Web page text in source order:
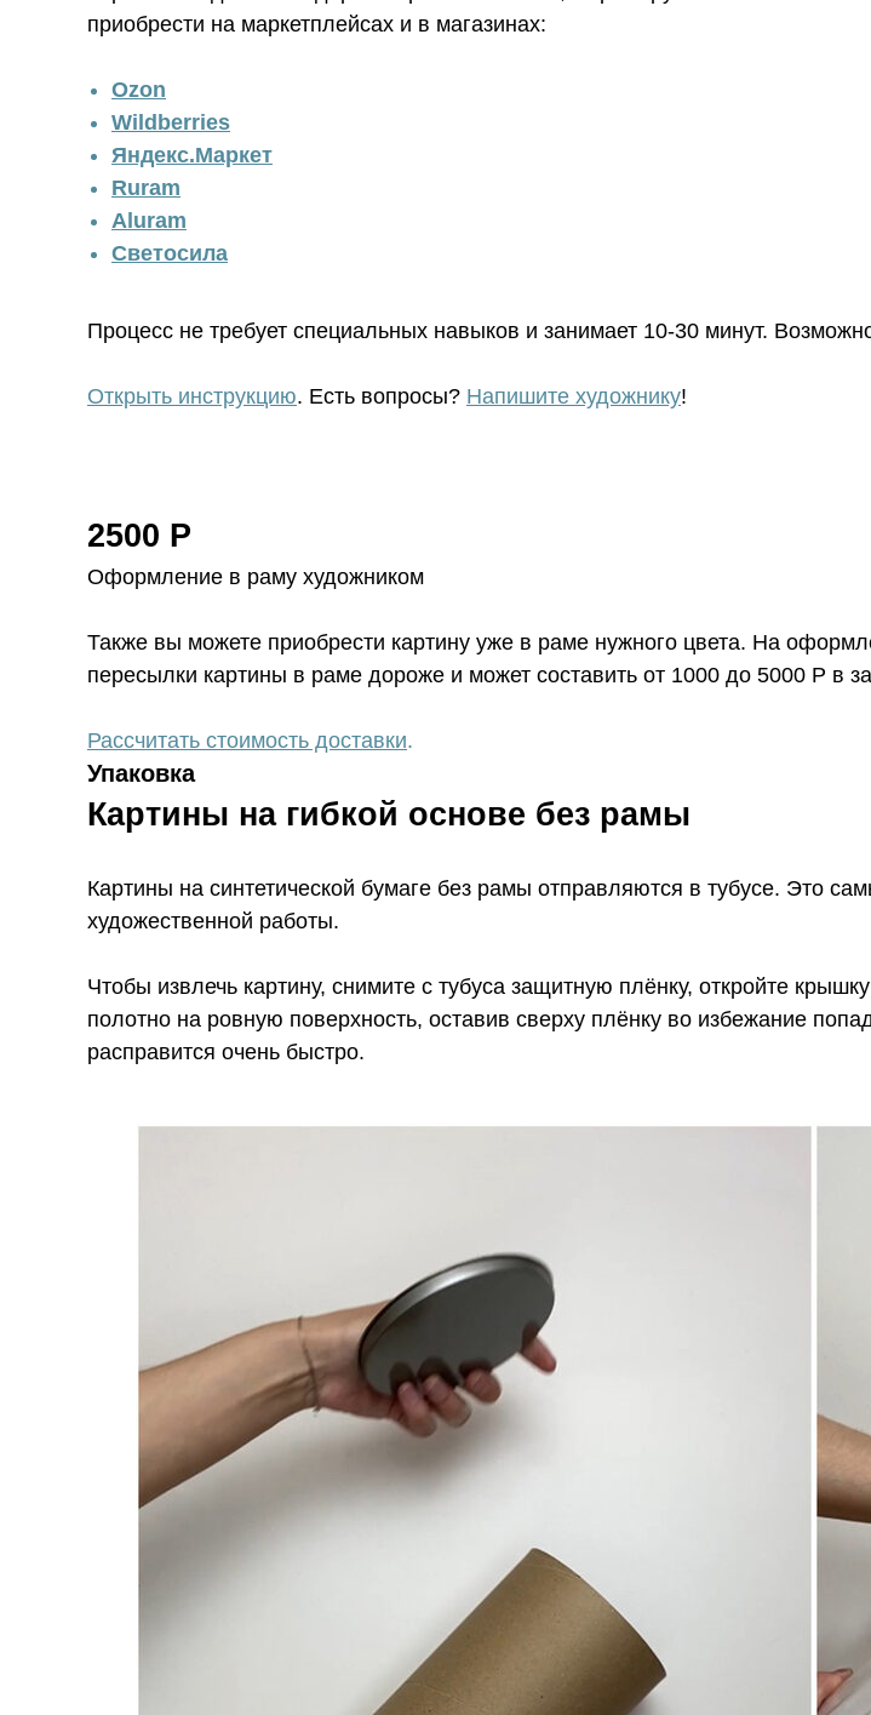
приобрести на маркетплейсах и в магазинах:
Ozon
Wildberries
Яндекс.Маркет
Ruram
Aluram
Светосила
Процесс не требует специальных навыков и занимает 10-30 минут.
Открыть инструкцию. Есть вопросы? Напишите художнику!
2500 Р
Оформление в раму художником
Также вы можете приобрести картину уже в раме нужного цвета. На
пересылки картины в раме дороже и может составить от 1000 до 5000 Р в
Рассчитать стоимость доставки.
Упаковка
Картины на гибкой основе без рамы
Картины на синтетической бумаге без рамы отправляются в тубусе. Это
художественной работы.
Чтобы извлечь картину, снимите с тубуса защитную плёнку, откройте
полотно на ровную поверхность, оставив сверху плёнку во избежание
расправится очень быстро.